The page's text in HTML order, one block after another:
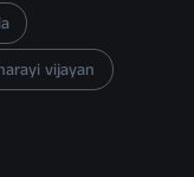
vijayan